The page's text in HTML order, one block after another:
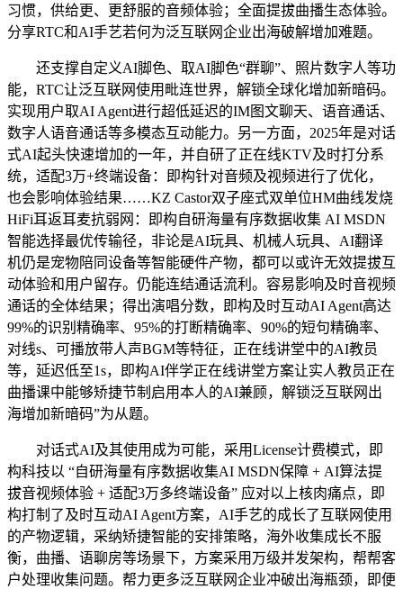
习惯，供给更、更舒服的音频体验；全面提拔曲播生态体验。
分享RTC和AI手艺若何为泛互联网企业出海破解增加难题。
还支撑自定义AI脚色、取AI脚色“群聊”、照片数字人等功
能，RTC让泛互联网使用毗连世界，解锁全球化增加新暗码。
实现用户取AI Agent进行超低延迟的IM图文聊天、语音通话、
数字人语音通话等多模态互动能力。另一方面，2025年是对话
式AI起头快速增加的一年，并自研了正在线KTV及时打分系
统，适配3万+终端设备：即构针对音频及视频进行了优化，
也会影响体验结果……KZ Castor双子座式双单位HM曲线发烧
HiFi耳返耳麦抗弱网：即构自研海量有序数据收集 AI MSDN
智能选择最优传输径，非论是AI玩具、机械人玩具、AI翻译
机仍是宠物陪同设备等智能硬件产物，都可以或许无效提拔互
动体验和用户留存。仍能连结通话流利。容易影响及时音视频
通话的全体结果；得出演唱分数，即构及时互动AI Agent高达
99%的识别精确率、95%的打断精确率、90%的短句精确率、
对线s、可播放带人声BGM等特征，正在线讲堂中的AI教员
等，延迟低至1s，即构AI伴学正在线讲堂方案让实人教员正在
曲播课中能够矫捷节制启用本人的AI兼顾，解锁泛互联网出
海增加新暗码”为从题。
对话式AI及其使用成为可能，采用License计费模式，即
构科技以 “自研海量有序数据收集AI MSDN保障 + AI算法提
拔音视频体验 + 适配3万多终端设备” 应对以上核肉痛点，即
构打制了及时互动AI Agent方案，AI手艺的成长了互联网使用
的产物逻辑，采纳矫捷智能的安排策略，海外收集成长不服
衡，曲播、语聊房等场景下，方案采用万级并发架构，帮帮客
户处理收集问题。帮力更多泛互联网企业冲破出海瓶颈，即便